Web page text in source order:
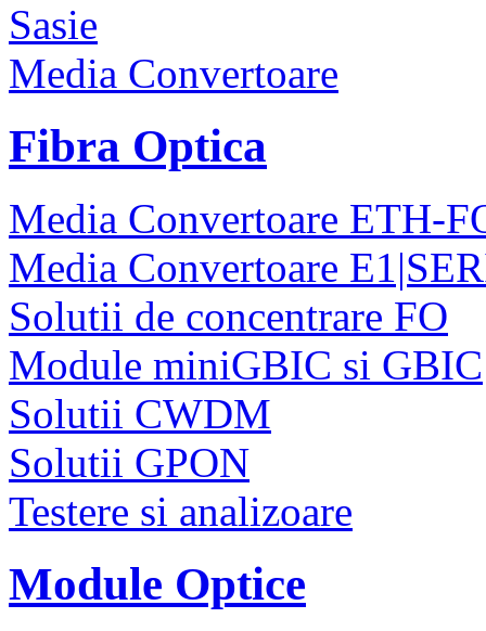
Sasie
Media Convertoare
Fibra Optica
Media Convertoare ETH-
Media Convertoare
Solutii de concentrare FO
Module miniGBIC si GBIC
Solutii CWDM
Solutii GPON
Testere si analizoare
Module Optice